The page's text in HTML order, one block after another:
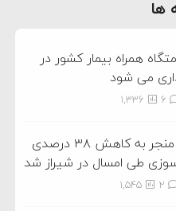
ها
همراه بیمار کشور در
می شود
1,336
فرهنگ سازی منجر به کاهش ۳۸ درصدی
طی امسال در شیراز شد
1,545